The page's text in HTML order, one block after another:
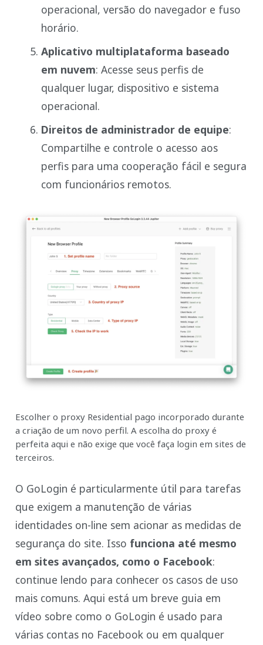
operacional, versão do navegador e fuso
horário.
Aplicativo multiplataforma baseado
em nuvem: Acesse seus perfis de
qualquer lugar, dispositivo e sistema
operacional.
Direitos de administrador de equipe:
Compartilhe e controle o acesso aos
perfis para uma cooperação fácil e segura
com funcionários remotos.
Escolher o proxy Residential pago incorporado durante
a criação de um novo perfil. A escolha do proxy é
perfeita aqui e não exige que você faça login em sites de
terceiros.
O GoLogin é particularmente útil para tarefas
que exigem a manutenção de várias
identidades on-line sem acionar as medidas de
segurança do site. Isso funciona até mesmo
em sites avançados, como o Facebook:
continue lendo para conhecer os casos de uso
mais comuns. Aqui está um breve guia em
vídeo sobre como o GoLogin é usado para
várias contas no Facebook ou em qualquer